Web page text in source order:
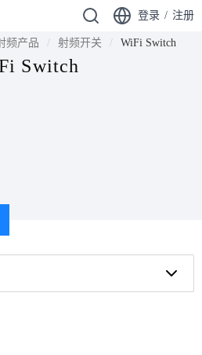
登录 / 注册
频产品 射频开关 WiFi Switch
Switch